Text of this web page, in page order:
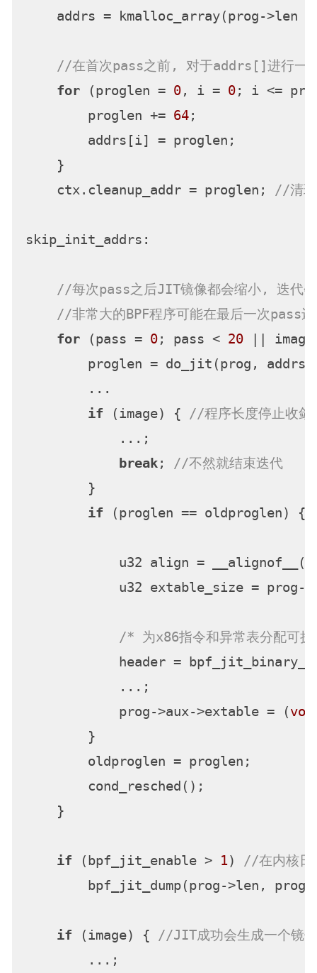
addrs = kmalloc_array(prog->len
//在首次pass之前, 对于addrs[]进行一个
for (proglen = 0, i = 0; i <=
        proglen +=
64;
        addrs[i] = proglen;
    }
    ctx.cleanup_addr = proglen;
//清理
skip_init_addrs:
//每次pass之后JIT镜像都会缩小, 迭代
//非常大的BPF程序可能在最后一次pass
for (pass = 0; pass < 20 ||
proglen = do_jit(prog,
        ...
if (image) { //程序长度停止收敛
            ...;
break; //不然就结束迭代
        }
if (proglen == oldproglen) {
            u32 align = __alignof__(
u32 extable_size =
/* 为x86指令和异常表分配可
header =
            ...;
            prog->aux->extable = (
        }
        oldproglen = proglen;
        cond_resched();
    }
if (bpf_jit_enable > 1) //在内核日
bpf_jit_dump(prog->len,
if (image) { //JIT成功会生成一个镜像
        ...;